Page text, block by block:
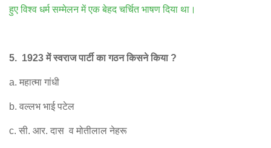
हुए विश्व धर्म सम्मेलन में एक बेहद चर्चित भाषण दिया था।
5. 1923में स्वराज पार्टी का गठन किसने किया?
a. महात्मा गांधी
b. वल्लभ भाई पटेल
c. सी. आर. दास व मोतीलाल नेहरू